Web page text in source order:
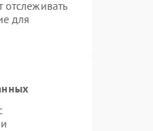
для